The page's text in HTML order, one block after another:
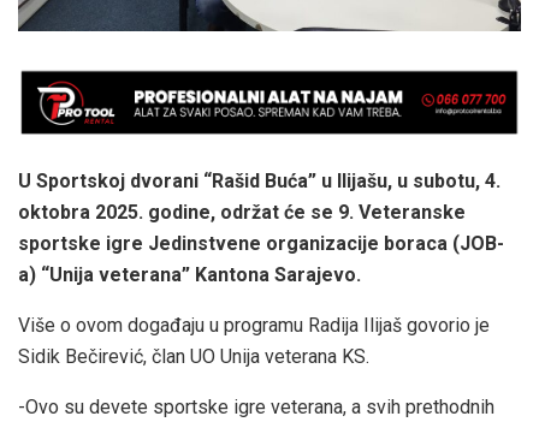
U Sportskoj dvorani “Rašid Buća” u Ilijašu, u subotu, 4.
oktobra 2025. godine, održat će se 9. Veteranske
sportske igre Jedinstvene organizacije boraca (JOB-
a) “Unija veterana” Kantona Sarajevo.
Više o ovom događaju u programu Radija Ilijaš govorio je
Sidik Bečirević, član UO Unija veterana KS.
-Ovo su devete sportske igre veterana, a svih prethodnih